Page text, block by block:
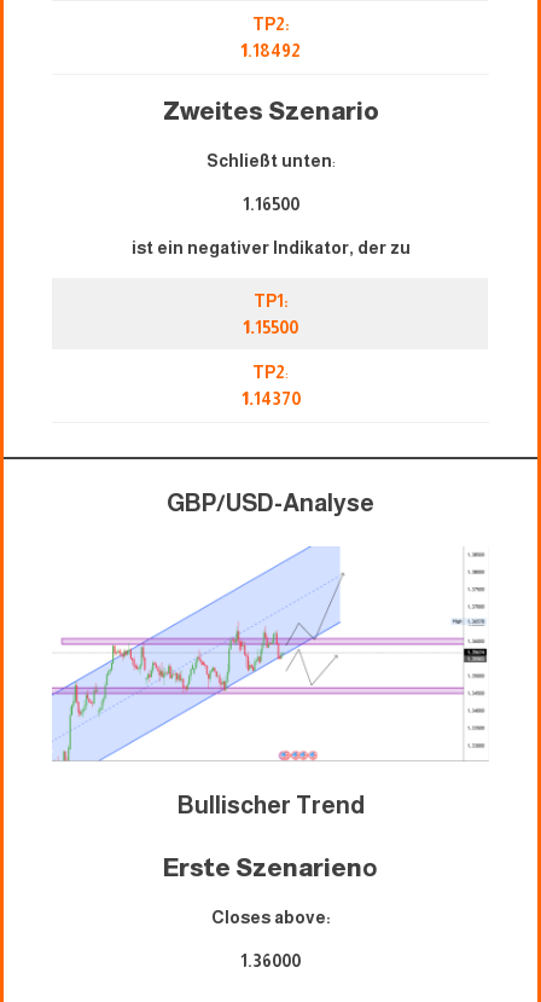
TP2:
1.18492
Zweites Szenario
Schließt unten:
1.16500
ist ein negativer Indikator, der zu
TP1:
1.15500
TP2:
1.14370
GBP/USD-Analyse
Bullischer Trend
Erste Szenarieno
Closes above:
1.36000